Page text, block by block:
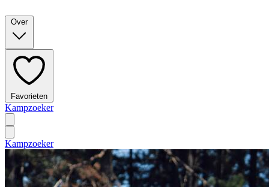
Over
Favorieten
Kampzoeker
Kampzoeker